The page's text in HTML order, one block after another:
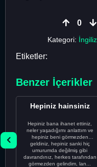
0
Kategori:
Etiketler:
Benzer İçerikler
Hepiniz hainsiniz
Hepiniz bana ihanet ettiniz,
neler yaşadığımı anlattım ve
hepiniz beni görmezden
geldiniz, hepiniz sanki hiç
umurumda değilmiş gibi
davrandınız, herkes tarafından
görmezden gelindim, lan...